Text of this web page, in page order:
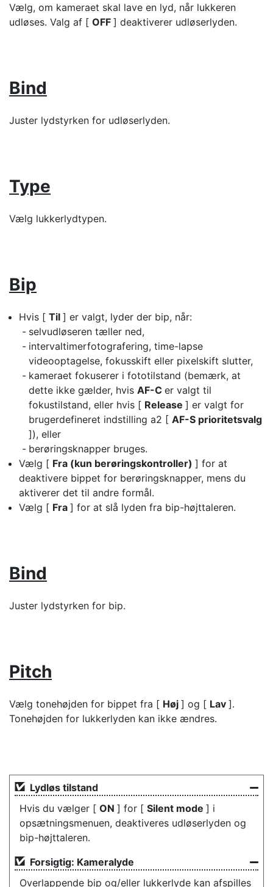
Vælg, om kameraet skal lave en lyd, når lukkeren
udløses. Valg af [ OFF ] deaktiverer udløserlyden.
Bind
Juster lydstyrken for udløserlyden.
Type
Vælg lukkerlydtypen.
Bip
Hvis [ Til ] er valgt, lyder der bip, når:
selvudløseren tæller ned,
intervaltimerfotografering, time-lapse
videooptagelse, fokusskift eller pixelskift slutter,
kameraet fokuserer i fototilstand (bemærk, at
dette ikke gælder, hvis AF-C er valgt til
fokustilstand, eller hvis [ Release ] er valgt for
brugerdefineret indstilling a2 [ AF-S prioritetsvalg
]), eller
berøringsknapper bruges.
Vælg [ Fra (kun berøringskontroller) ] for at
deaktivere bippet for berøringsknapper, mens du
aktiverer det til andre formål.
Vælg [ Fra ] for at slå lyden fra bip-højttaleren.
Bind
Juster lydstyrken for bip.
Pitch
Vælg tonehøjden for bippet fra [ Høj ] og [ Lav ].
Tonehøjden for lukkerlyden kan ikke ændres.
Lydløs tilstand
Hvis du vælger [ ON ] for [ Silent mode ] i
opsætningsmenuen, deaktiveres udløserlyden og
bip-højttaleren.
Forsigtig: Kameralyde
Overlappende bip og/eller lukkerlyde kan afspilles